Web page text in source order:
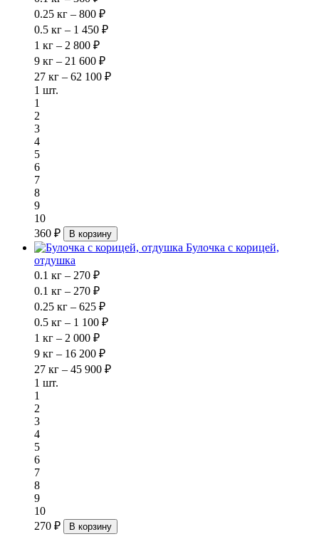
0.25 кг – 800 ₽
0.5 кг – 1 450 ₽
1 кг – 2 800 ₽
9 кг – 21 600 ₽
27 кг – 62 100 ₽
1 шт.
1
2
3
4
5
6
7
8
9
10
360 ₽
В корзину
Булочка с корицей,
отдушка
0.1 кг – 270 ₽
0.1 кг – 270 ₽
0.25 кг – 625 ₽
0.5 кг – 1 100 ₽
1 кг – 2 000 ₽
9 кг – 16 200 ₽
27 кг – 45 900 ₽
1 шт.
1
2
3
4
5
6
7
8
9
10
270 ₽
В корзину